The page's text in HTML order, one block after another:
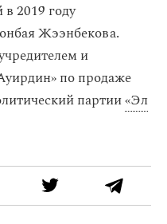
2019 году
Жээнбекова.
и
по продаже
партии«Эл